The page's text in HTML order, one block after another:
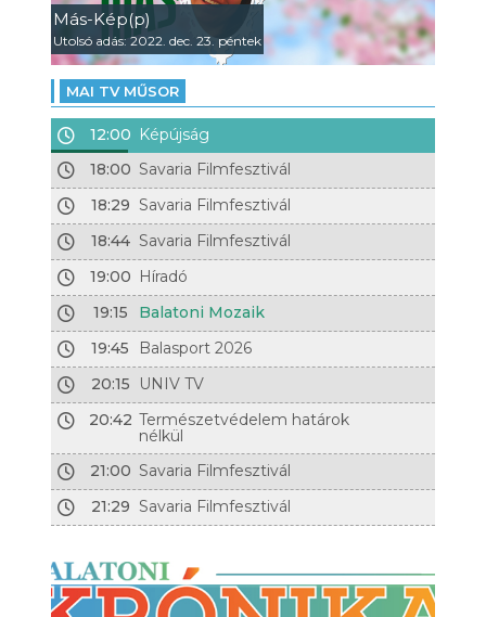
Más-Kép(p)
Utolsó adás: 2022. dec. 23. péntek
MAI TV MŰSOR
12:00 Képújság
18:00 Savaria Filmfesztivál
18:29 Savaria Filmfesztivál
18:44 Savaria Filmfesztivál
19:00 Híradó
19:15
Balatoni Mozaik
19:45
Balasport 2026
20:15
UNIV TV
20:42 Természetvédelem határok
nélkül
21:00 Savaria Filmfesztivál
21:29 Savaria Filmfesztivál